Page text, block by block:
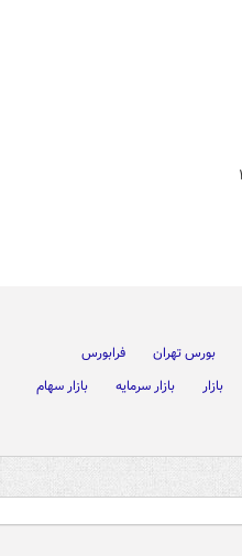
بورس تهران
فرابورس
بازار بازار سرمایه
بازار سهام